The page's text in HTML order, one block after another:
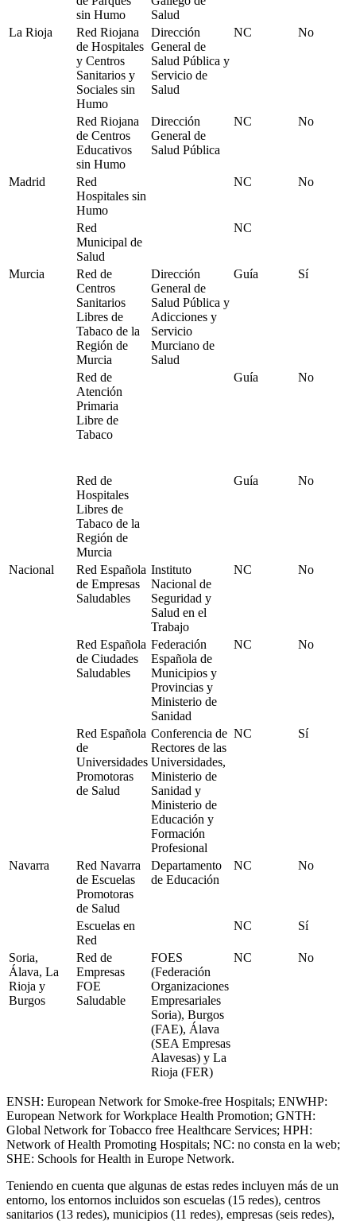
sin Humo
Salud
La Rioja
Red Riojana
de Hospitales
y Centros
Sanitarios y
Sociales sin
Humo
Dirección
General de
Salud Pública y
Servicio de
Salud
NC No
Red Riojana
de Centros
Educativos
sin Humo
Dirección
General de
Salud Pública
NC No
Madrid
Red
Hospitales sin
Humo
NC No
Red
Municipal de
Salud
NC
Murcia
Red de
Centros
Sanitarios
Libres de
Tabaco de la
Región de
Murcia
Dirección
General de
Salud Pública y
Adicciones y
Servicio
Murciano de
Salud
Guía Sí
Red de
Atención
Primaria
Libre de
Tabaco
Guía No
Red de
Hospitales
Libres de
Tabaco de la
Región de
Murcia
Guía No
Nacional
Red Española
de Empresas
Saludables
Instituto
Nacional de
Seguridad y
Salud en el
Trabajo
NC No
Red Española
de Ciudades
Saludables
Federación
Española de
Municipios y
Provincias y
Ministerio de
Sanidad
NC No
Red Española
de
Universidades
Promotoras
de Salud
Conferencia de
Rectores de las
Universidades,
Ministerio de
Sanidad y
Ministerio de
Educación y
Formación
Profesional
NC Sí
Navarra
Red Navarra
de Escuelas
Promotoras
de Salud
Departamento
de Educación
NC No
Escuelas en
Red
NC Sí
Soria,
Álava, La
Rioja y
Burgos
Red de
Empresas
FOE
Saludable
FOES
(Federación
Organizaciones
Empresariales
Soria), Burgos
(FAE), Álava
(SEA Empresas
Alavesas) y La
Rioja (FER)
NC No
ENSH: European Network for Smoke-free Hospitals; ENWHP:
European Network for Workplace Health Promotion; GNTH:
Global Network for Tobacco free Healthcare Services; HPH:
Network of Health Promoting Hospitals; NC: no consta en la web;
SHE: Schools for Health in Europe Network.
Teniendo en cuenta que algunas de estas redes incluyen más de un
entorno, los entornos incluidos son escuelas (15 redes), centros
sanitarios (13 redes), municipios (11 redes), empresas (seis redes),